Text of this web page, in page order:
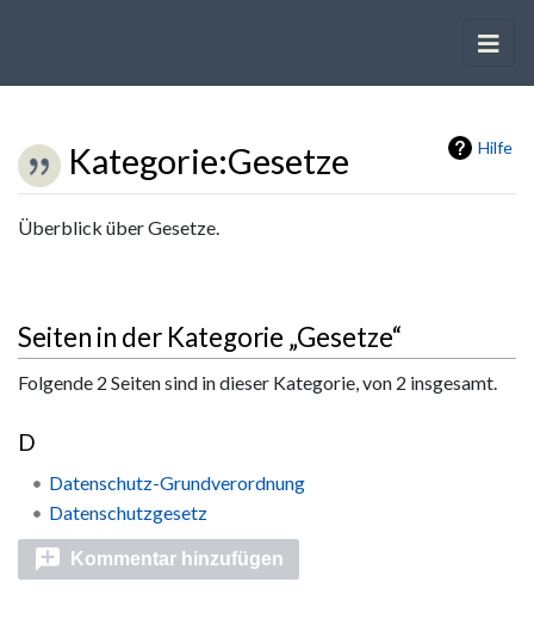
Hilfe
Kategorie:Gesetze
Wechseln zu:Navigation
Überblick über Gesetze.
Seiten in der Kategorie „Gesetze“
Folgende 2 Seiten sind in dieser Kategorie, von 2 insgesamt.
D
Datenschutz-Grundverordnung
Datenschutzgesetz
Kommentar hinzufügen